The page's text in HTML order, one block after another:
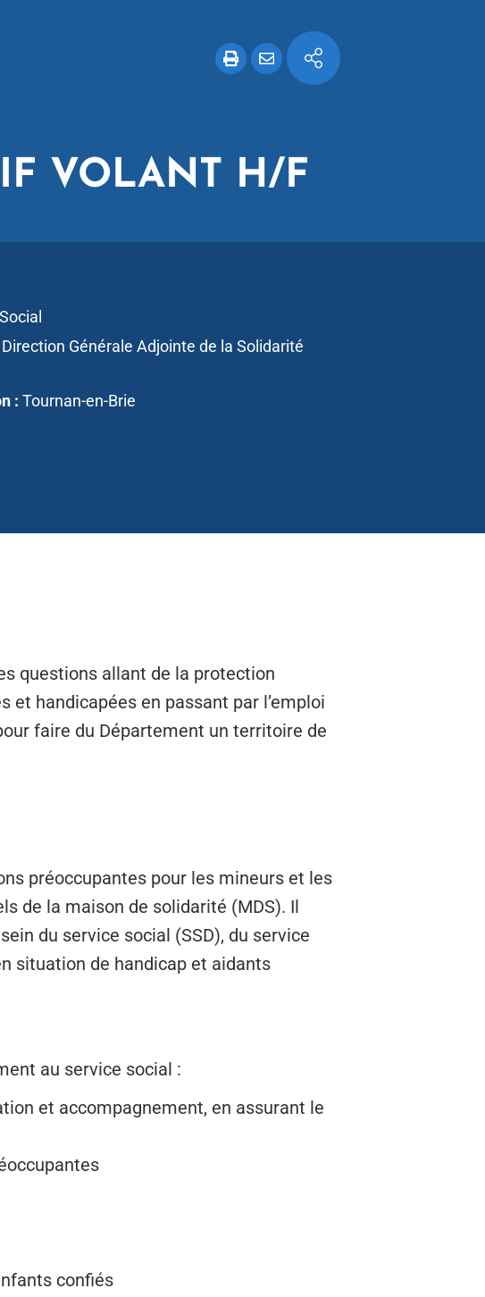
VOLANT H/F
Social
Direction Générale Adjointe de la Solidarité
: Tournan-en-Brie
questions allant de la protection
et handicapées en passant par l’emploi
faire du Département un territoire de
préoccupantes pour les mineurs et les
de la maison de solidarité (MDS). Il
du service social (SSD), du service
situation de handicap et aidants
au service social :
et accompagnement, en assurant le
confiés